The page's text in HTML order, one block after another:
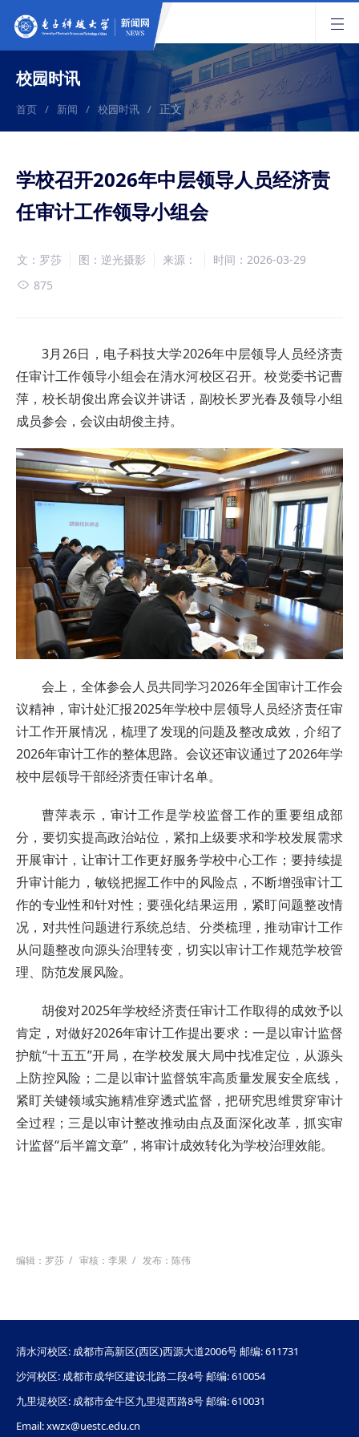
校园时讯
首页 / 新闻 / 校园时讯 / 正文
学校召开2026年中层领导人员经济责
任审计工作领导小组会
文：罗莎 图：逆光摄影 来源：
时间：2026-03-29
875
3月26日，电子科技大学2026年中层领导人员经济责
任审计工作领导小组会在清水河校区召开。校党委书记曹
萍，校长胡俊出席会议并讲话，副校长罗光春及领导小组
成员参会，会议由胡俊主持。
会上，全体参会人员共同学习2026年全国审计工作会
议精神，审计处汇报2025年学校中层领导人员经济责任审
计工作开展情况，梳理了发现的问题及整改成效，介绍了
2026年审计工作的整体思路。会议还审议通过了2026年学
校中层领导干部经济责任审计名单。
曹萍表示，审计工作是学校监督工作的重要组成部
分，要切实提高政治站位，紧扣上级要求和学校发展需求
开展审计，让审计工作更好服务学校中心工作；要持续提
升审计能力，敏锐把握工作中的风险点，不断增强审计工
作的专业性和针对性；要强化结果运用，紧盯问题整改情
况，对共性问题进行系统总结、分类梳理，推动审计工作
从问题整改向源头治理转变，切实以审计工作规范学校管
理、防范发展风险。
胡俊对2025年学校经济责任审计工作取得的成效予以
肯定，对做好2026年审计工作提出要求：一是以审计监督
护航“十五五”开局，在学校发展大局中找准定位，从源头
上防控风险；二是以审计监督筑牢高质量发展安全底线，
紧盯关键领域实施精准穿透式监督，把研究思维贯穿审计
全过程；三是以审计整改推动由点及面深化改革，抓实审
计监督“后半篇文章”，将审计成效转化为学校治理效能。
编辑：罗莎 / 审核：李果 / 发布：陈伟
清水河校区: 成都市高新区(西区)西源大道2006号 邮编: 611731
沙河校区: 成都市成华区建设北路二段4号 邮编: 610054
九里堤校区: 成都市金牛区九里堤西路8号 邮编: 610031
Email: xwzx@uestc.edu.cn